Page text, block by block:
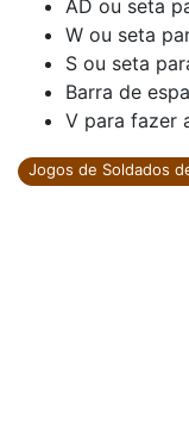
AD ou seta
W ou seta
S ou seta
Barra de
V para fazer
Jogos de Soldados